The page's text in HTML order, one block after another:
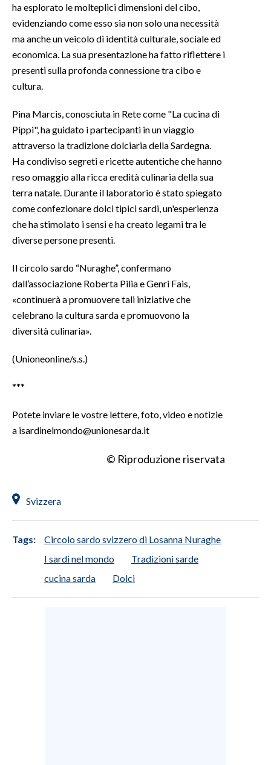
ha esplorato le molteplici dimensioni del cibo,
evidenziando come esso sia non solo una necessità
ma anche un veicolo di identità culturale, sociale ed
economica. La sua presentazione ha fatto riflettere i
presenti sulla profonda connessione tra cibo e
cultura.
Pina Marcis, conosciuta in Rete come "La cucina di
Pippi", ha guidato i partecipanti in un viaggio
attraverso la tradizione dolciaria della Sardegna.
Ha condiviso segreti e ricette autentiche che hanno
reso omaggio alla ricca eredità culinaria della sua
terra natale. Durante il laboratorio è stato spiegato
come confezionare dolci tipici sardi, un'esperienza
che ha stimolato i sensi e ha creato legami tra le
diverse persone presenti.
Il circolo sardo “Nuraghe”, confermano
dall’associazione Roberta Pilia e Genri Fais,
«continuerà a promuovere tali iniziative che
celebrano la cultura sarda e promuovono la
diversità culinaria».
(Unioneonline/s.s.)
***
Potete inviare le vostre lettere, foto, video e notizie
a isardinelmondo@unionesarda.it
© Riproduzione riservata
Svizzera
Tags:
Circolo sardo svizzero di Losanna Nuraghe
I sardi nel mondo
Tradizioni sarde
cucina sarda
Dolci